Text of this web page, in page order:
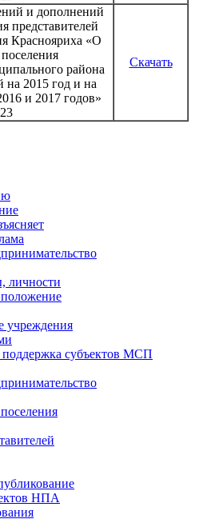
и дополнений
представителей
Краснояриха «О
района
2015 год и на
и 2017 годов»
Скачать
личности
положение
учреждения
субъектов МСП
НПА